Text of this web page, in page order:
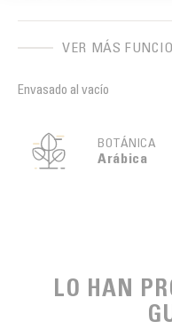
VER MÁS
Envasado al vacío
BOTÁNICA
Arábica
LO HAN